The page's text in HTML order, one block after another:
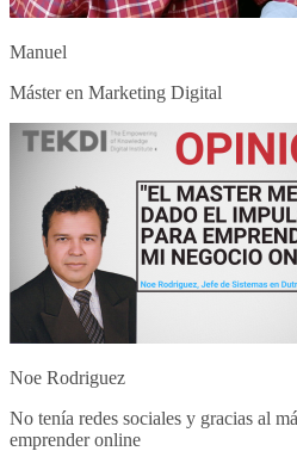
Manuel
Máster en Marketing Digital
Noe Rodriguez
No tenía redes sociales y gracias al
emprender online